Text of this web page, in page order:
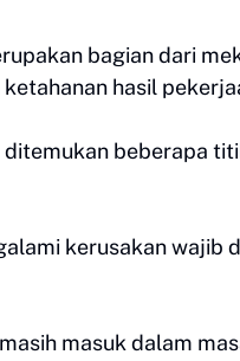
bagian dari
hasil
beberapa
kerusakan
masuk dalam